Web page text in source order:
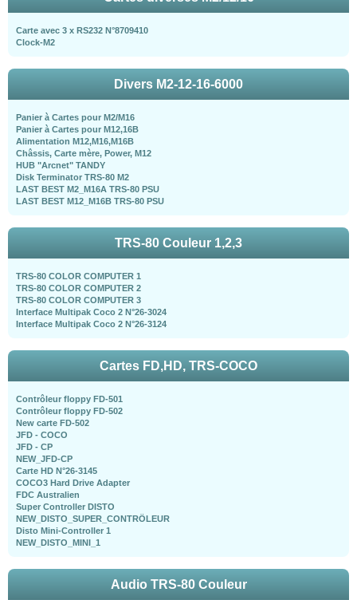
Carte avec 3 x RS232 N°8709410
Clock-M2
Divers M2-12-16-6000
Panier à Cartes pour M2/M16
Panier à Cartes pour M12,16B
Alimentation M12,M16,M16B
Châssis, Carte mère, Power, M12
HUB "Arcnet" TANDY
Disk Terminator TRS-80 M2
LAST BEST M2_M16A TRS-80 PSU
LAST BEST M12_M16B TRS-80 PSU
TRS-80 Couleur 1,2,3
TRS-80 COLOR COMPUTER 1
TRS-80 COLOR COMPUTER 2
TRS-80 COLOR COMPUTER 3
Interface Multipak Coco 2 N°26-3024
Interface Multipak Coco 2 N°26-3124
Cartes FD,HD, TRS-COCO
Contrôleur floppy FD-501
Contrôleur floppy FD-502
New carte FD-502
JFD - COCO
JFD - CP
NEW_JFD-CP
Carte HD N°26-3145
COCO3 Hard Drive Adapter
FDC Australien
Super Controller DISTO
NEW_DISTO_SUPER_CONTRÖLEUR
Disto Mini-Controller 1
NEW_DISTO_MINI_1
Audio TRS-80 Couleur